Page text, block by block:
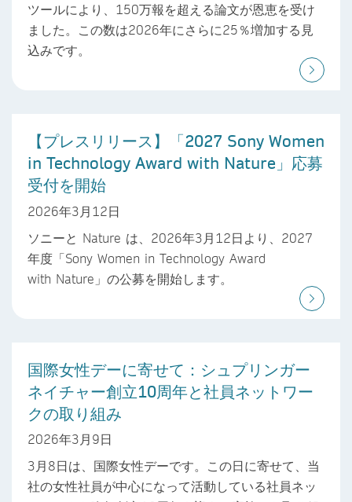
ツールにより、150万報を超える論文が恩恵を受け
ました。この数は2026年にさらに25％増加する見
込みです。
【プレスリリース】「2027 Sony Women
in Technology Award with Nature」応募
受付を開始
2026年3月12日
ソニーと Nature は、2026年3月12日より、2027
年度「Sony Women in Technology Award
with Nature」の公募を開始します。
国際女性デーに寄せて：シュプリンガー
ネイチャー創立10周年と社員ネットワー
クの取り組み
2026年3月9日
3月8日は、国際女性デーです。この日に寄せて、当
社の女性社員が中心になって活動している社員ネッ